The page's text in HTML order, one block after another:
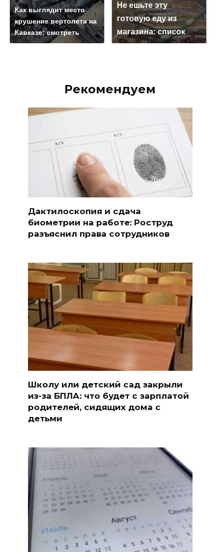
Как выглядит место
крушение вертолета на
Кавказе: смотреть
Не ешьте эту
готовую еду из
магазина: список
Рекомендуем
Дактилоскопия и сдача
биометрии на работе: Роструд
разъяснил права сотрудников
Школу или детский сад закрыли
из-за БПЛА: что будет с зарплатой
родителей, сидящих дома с
детьми